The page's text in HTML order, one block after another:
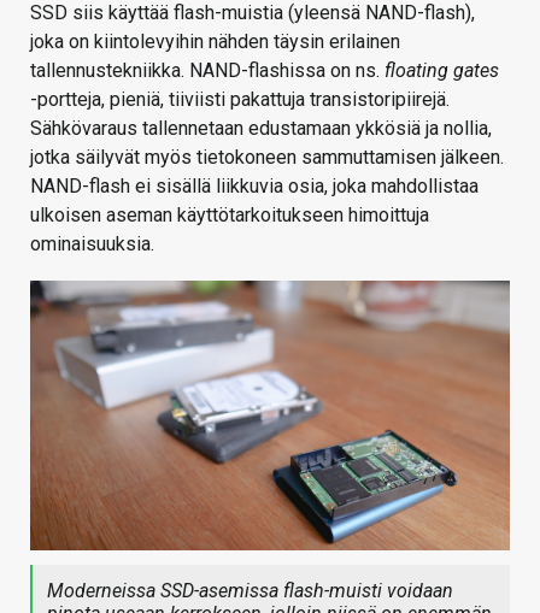
SSD siis käyttää flash-muistia (yleensä NAND-flash),
joka on kiintolevyihin nähden täysin erilainen
tallennustekniikka. NAND-flashissa on ns. floating gates
-portteja, pieniä, tiiviisti pakattuja transistoripiirejä.
Sähkövaraus tallennetaan edustamaan ykkösiä ja nollia,
jotka säilyvät myös tietokoneen sammuttamisen jälkeen.
NAND-flash ei sisällä liikkuvia osia, joka mahdollistaa
ulkoisen aseman käyttötarkoitukseen himoittuja
ominaisuuksia.
Moderneissa SSD-asemissa flash-muisti voidaan